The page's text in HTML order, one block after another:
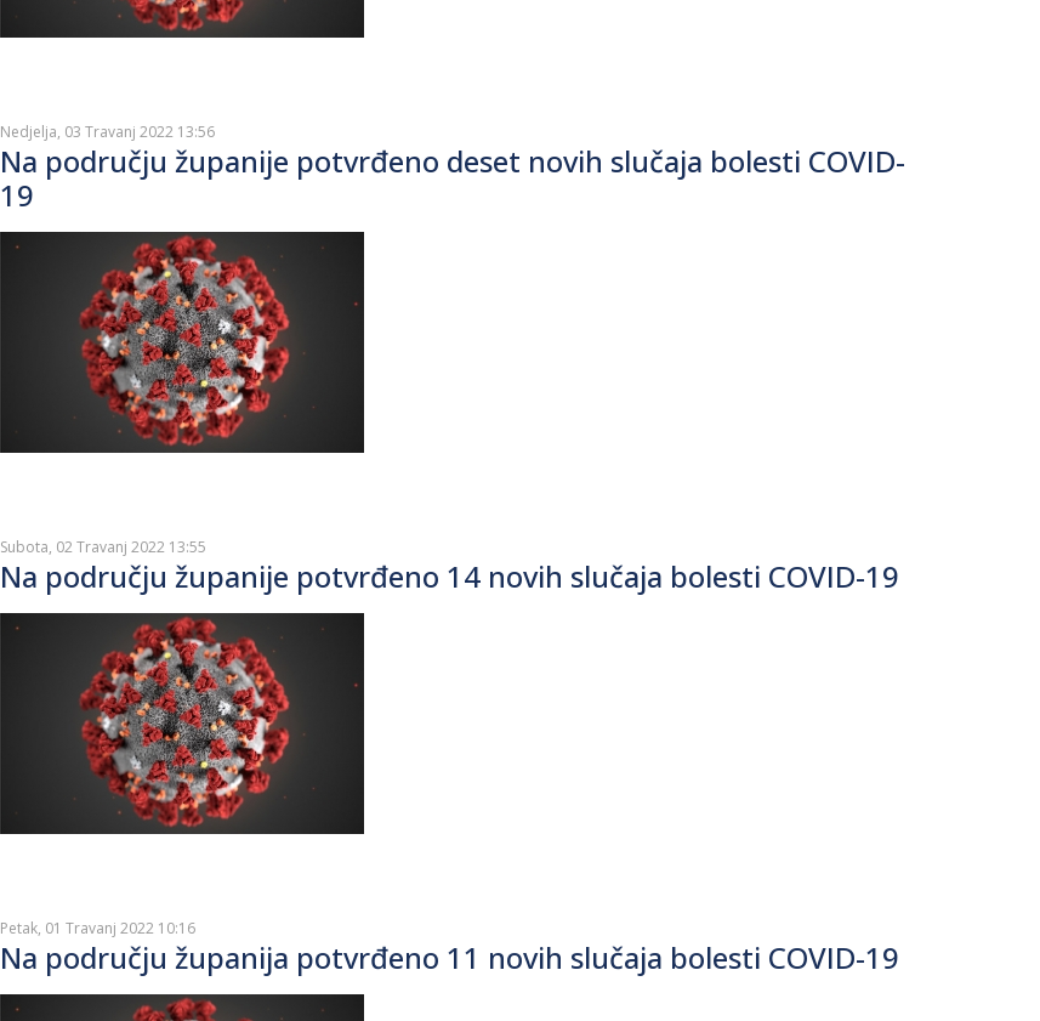
Nedjelja, 03 Travanj 2022 13:56
Na području županije potvrđeno deset novih slučaja bolesti COVID-
19
Subota, 02 Travanj 2022 13:55
Na području županije potvrđeno 14 novih slučaja bolesti COVID-19
Petak, 01 Travanj 2022 10:16
Na području županija potvrđeno 11 novih slučaja bolesti COVID-19